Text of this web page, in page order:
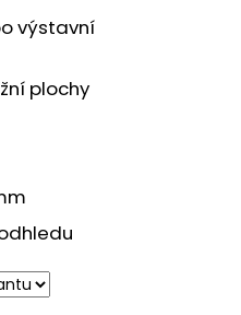
výstavní
plochy